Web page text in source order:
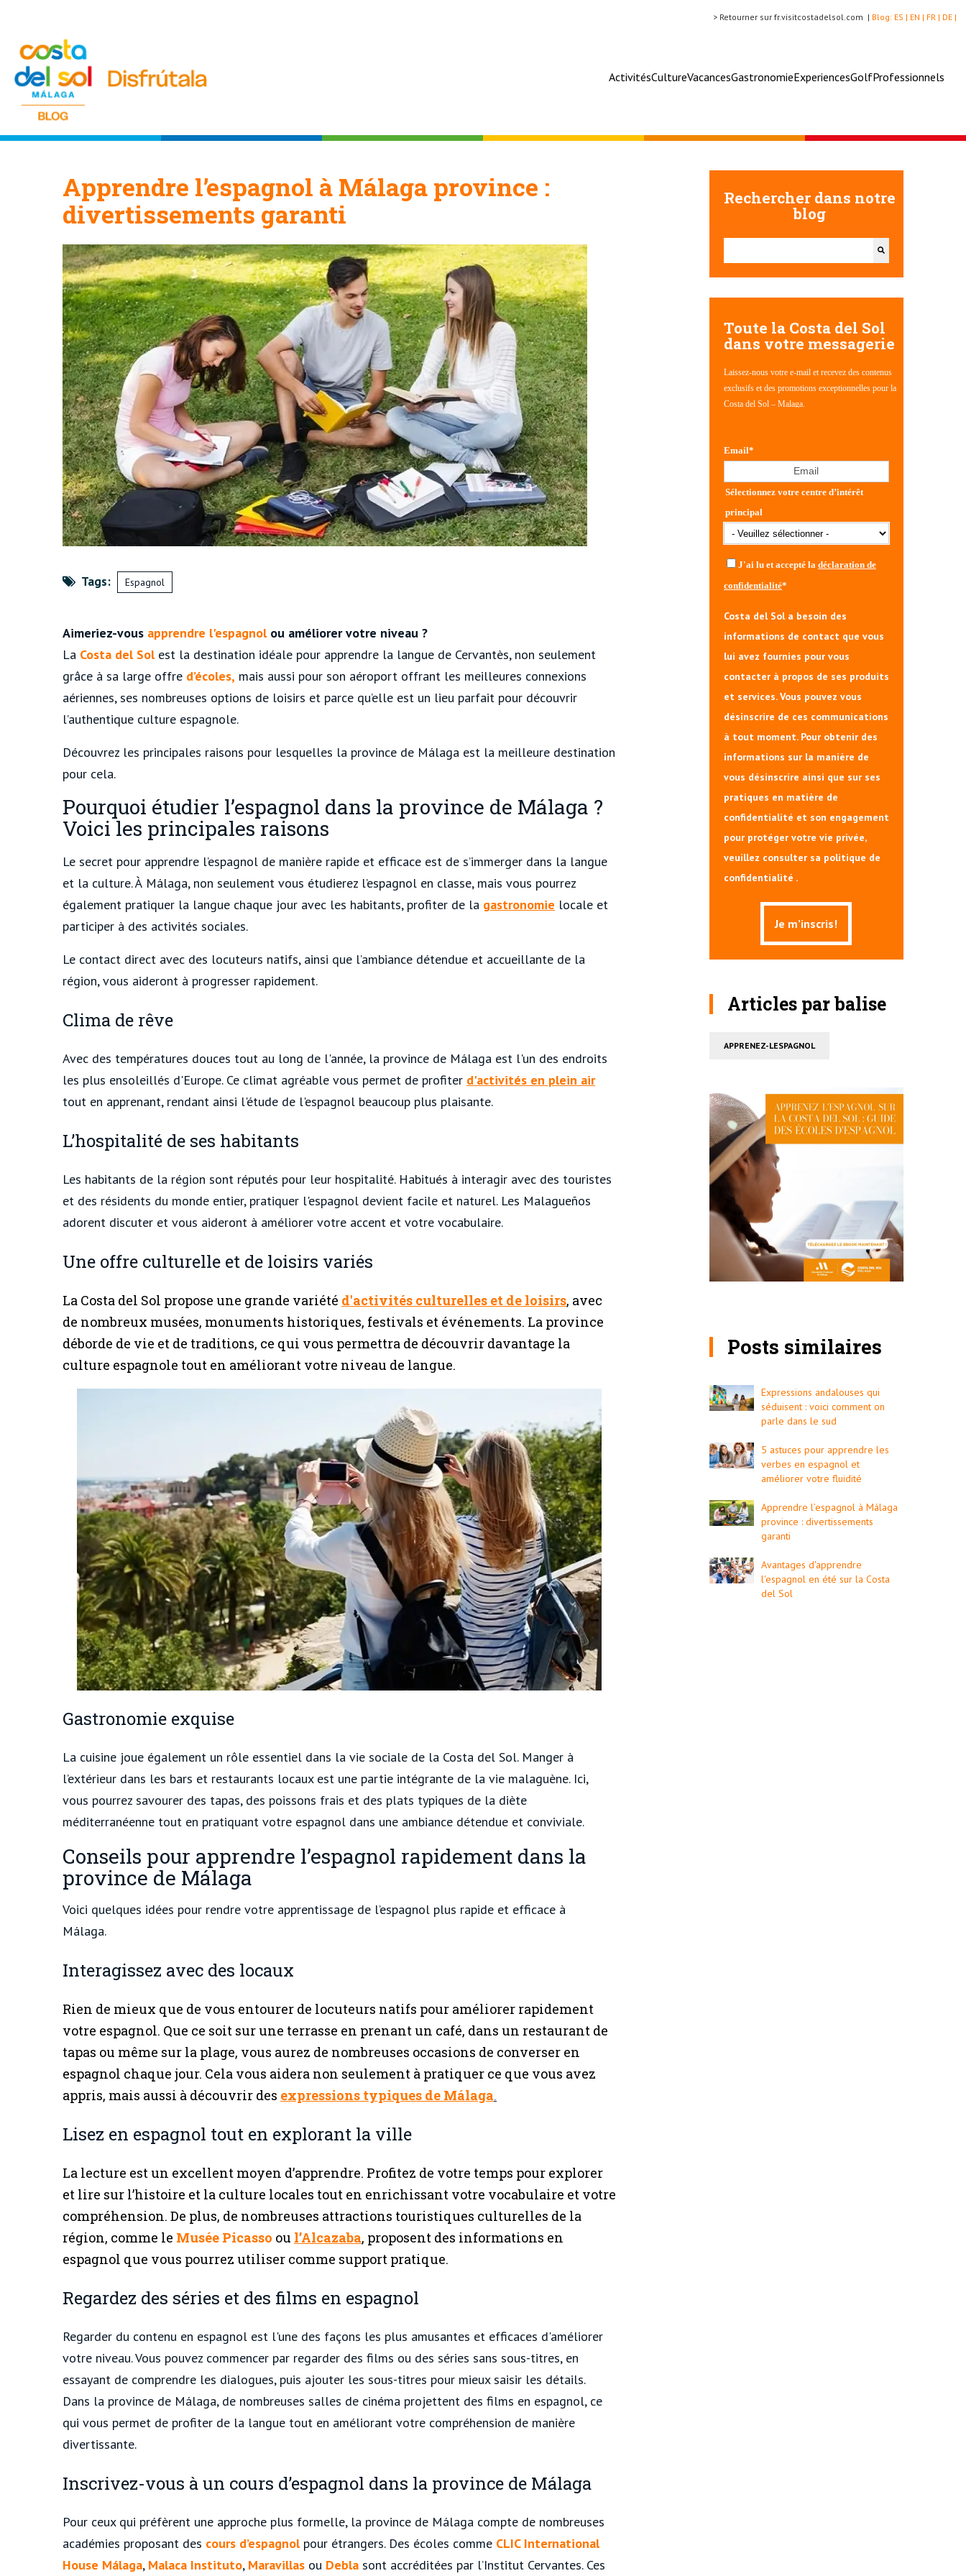
DE |
FR |
EN |
ES |
Blog:
> Retourner sur fr.visitcostadelsol.com |
ActivitésCultureVacancesGastronomieExperiencesGolfProfessionnels
Apprendre l’espagnol à Málaga province :
divertissements garanti
Tags: Espagnol
Aimeriez-vous apprendre l'espagnolou améliorer votre niveau ?
La Costa del Solest la destination idéale pour apprendre la langue de Cervantès, non seulement
grâce à sa large offre d’écoles, mais aussi pour son aéroport offrant les meilleures connexions
aériennes, ses nombreuses options de loisirs et parce qu’elle est un lieu parfait pour découvrir
l’authentique culture espagnole.
Découvrez les principales raisons pour lesquelles la province de Málaga est la meilleure destination
pour cela.
Pourquoi étudier l’espagnol dans la province de Málaga ?
Voici les principales raisons
Le secret pour apprendre l’espagnol de manière rapide et efficace est de s’immerger dans la langue
et la culture. À Málaga, non seulement vous étudierez l’espagnol en classe, mais vous pourrez
également pratiquer la langue chaque jour avec les habitants, profiter de la gastronomie locale et
participer à des activités sociales.
Le contact direct avec des locuteurs natifs, ainsi que l’ambiance détendue et accueillante de la
région, vous aideront à progresser rapidement.
Clima de rêve
Avec des températures douces tout au long de l'année, la province de Málaga est l'un des endroits
les plus ensoleillés d'Europe. Ce climat agréable vous permet de profiter d'activités en plein air
tout en apprenant, rendant ainsi l'étude de l'espagnol beaucoup plus plaisante.
L’hospitalité de ses habitants
Les habitants de la région sont réputés pour leur hospitalité. Habitués à interagir avec des touristes
et des résidents du monde entier, pratiquer l'espagnol devient facile et naturel. Les Malagueños
adorent discuter et vous aideront à améliorer votre accent et votre vocabulaire.
Une offre culturelle et de loisirs variés
La Costa del Sol propose une grande variété d'activités culturelles et de loisirs, avec
de nombreux musées, monuments historiques, festivals et événements. La province
déborde de vie et de traditions, ce qui vous permettra de découvrir davantage la
culture espagnole tout en améliorant votre niveau de langue.
Gastronomie exquise
La cuisine joue également un rôle essentiel dans la vie sociale de la Costa del Sol. Manger à
l’extérieur dans les bars et restaurants locaux est une partie intégrante de la vie malaguène. Ici,
vous pourrez savourer des tapas, des poissons frais et des plats typiques de la diète
méditerranéenne tout en pratiquant votre espagnol dans une ambiance détendue et conviviale.
Conseils pour apprendre l’espagnol rapidement dans la
province de Málaga
Voici quelques idées pour rendre votre apprentissage de l’espagnol plus rapide et efficace à
Málaga.
Interagissez avec des locaux
Rien de mieux que de vous entourer de locuteurs natifs pour améliorer rapidement
votre espagnol. Que ce soit sur une terrasse en prenant un café, dans un restaurant de
tapas ou même sur la plage, vous aurez de nombreuses occasions de converser en
espagnol chaque jour. Cela vous aidera non seulement à pratiquer ce que vous avez
appris, mais aussi à découvrir des expressions typiques de Málaga.
Lisez en espagnol tout en explorant la ville
La lecture est un excellent moyen d’apprendre. Profitez de votre temps pour explorer
et lire sur l’histoire et la culture locales tout en enrichissant votre vocabulaire et votre
compréhension. De plus, de nombreuses attractions touristiques culturelles de la
région, comme le Musée Picasso ou l’Alcazaba, proposent des informations en
espagnol que vous pourrez utiliser comme support pratique.
Regardez des séries et des films en espagnol
Regarder du contenu en espagnol est l'une des façons les plus amusantes et efficaces d'améliorer
votre niveau. Vous pouvez commencer par regarder des films ou des séries sans sous-titres, en
essayant de comprendre les dialogues, puis ajouter les sous-titres pour mieux saisir les détails.
Dans la province de Málaga, de nombreuses salles de cinéma projettent des films en espagnol, ce
qui vous permet de profiter de la langue tout en améliorant votre compréhension de manière
divertissante.
Inscrivez-vous à un cours d’espagnol dans la province de Málaga
Pour ceux qui préfèrent une approche plus formelle, la province de Málaga compte de nombreuses
académies proposant des cours d’espagnolpour étrangers. Des écoles comme CLIC International
House Málaga, Malaca Instituto, Maravillas ou Debla sont accréditées par l’Institut Cervantes. Ces
Rechercher dans notre
blog
Il s'agit d'un champ de recherche auquel est associée
Toute la Costa del Sol
dans votre messagerie
Laissez-nous votre e-mail et recevez des contenus
exclusifs et des promotions exceptionnelles pour la
Costa del Sol – Malaga.
Email*
Sélectionnez votre centre d’intérêt
principal
J'ai lu et accepté la déclaration de
confidentialité*
Costa del Sol a besoin des
informations de contact que vous
lui avez fournies pour vous
contacter à propos de ses produits
et services. Vous pouvez vous
désinscrire de ces communications
à tout moment. Pour obtenir des
informations sur la manière de
vous désinscrire ainsi que sur ses
pratiques en matière de
confidentialité et son engagement
pour protéger votre vie privée,
veuillez consulter sa politique de
confidentialité .
Articles par balise
APPRENEZ-LESPAGNOL
Posts similaires
Expressions andalouses qui
séduisent : voici comment on
parle dans le sud
5 astuces pour apprendre les
verbes en espagnol et
améliorer votre fluidité
Apprendre l’espagnol à Málaga
province : divertissements
garanti
Avantages d'apprendre
l'espagnol en été sur la Costa
del Sol